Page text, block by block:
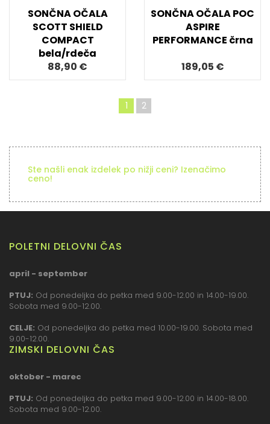
SONČNA OČALA
SCOTT SHIELD
COMPACT
bela/rdeča
88,90 €
SONČNA OČALA POC
ASPIRE
PERFORMANCE črna
189,05 €
1 2
Ste našli enak izdelek po nižji ceni? Izenačimo
ceno!
POLETNI DELOVNI ČAS
april - september
PTUJ: Od ponedeljka do petka med 9.00-12.00 in 14.00-19.00.
Sobota med 9.00-12.00.
CELJE: Od ponedeljka do petka med 10.00-19.00. Sobota med
9.00-12.00.
ZIMSKI DELOVNI ČAS
oktober - marec
PTUJ: Od ponedeljka do petka med 9.00-12.00 in 14.00-18.00.
Sobota med 9.00-12.00.